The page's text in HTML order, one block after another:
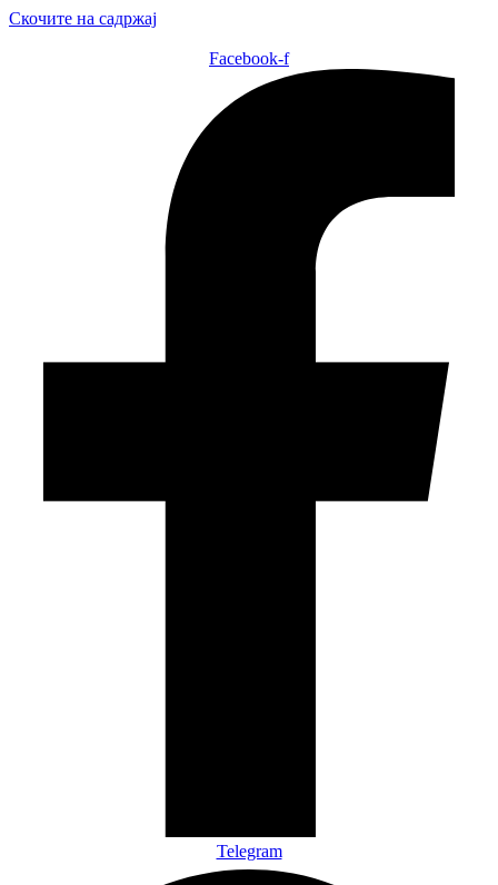
Скочите на садржај
Facebook-f
Telegram